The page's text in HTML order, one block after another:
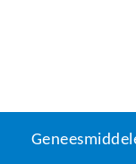
U